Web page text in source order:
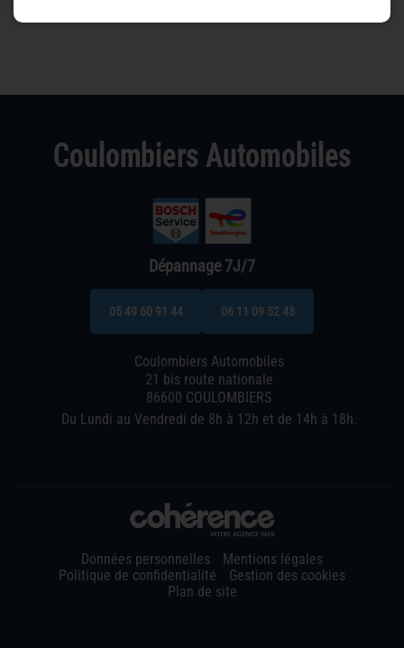
Dépannage 7J/7
05 49 60 91 44 06 11 09 52 43
Coulombiers Automobiles
21 bis route nationale
86600 COULOMBIERS
Du Lundi au Vendredi de 8h à 12h et de 14h à 18h.
Données personnelles
Mentions légales
Politique de confidentialité
Gestion des cookies
Plan de site